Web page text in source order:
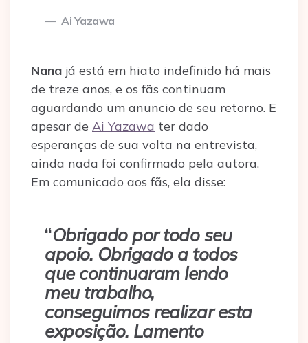
Ai Yazawa
Nana já está em hiato indefinido há mais
de treze anos, e os fãs continuam
aguardando um anuncio de seu retorno. E
apesar de Ai Yazawa ter dado
esperanças de sua volta na entrevista,
ainda nada foi confirmado pela autora.
Em comunicado aos fãs, ela disse:
“Obrigado por todo seu
apoio. Obrigado a todos
que continuaram lendo
meu trabalho,
conseguimos realizar esta
exposição. Lamento